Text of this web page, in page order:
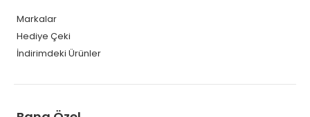
Markalar
Hediye Çeki
İndirimdeki Ürünler